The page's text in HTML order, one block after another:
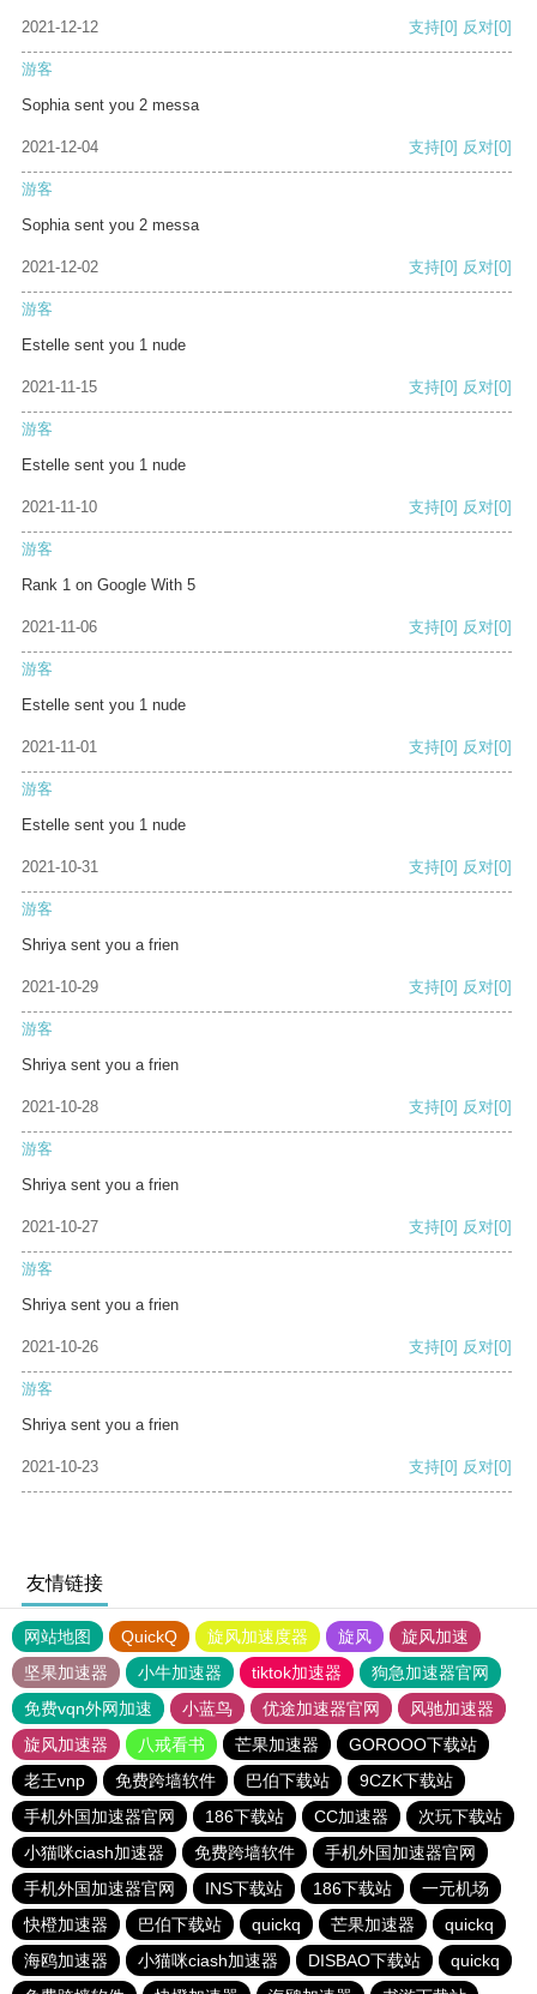
2021-12-12 支持[0] 反对[0]
游客
Sophia sent you 2 messa
2021-12-04 支持[0] 反对[0]
游客
Sophia sent you 2 messa
2021-12-02 支持[0] 反对[0]
游客
Estelle sent you 1 nude
2021-11-15 支持[0] 反对[0]
游客
Estelle sent you 1 nude
2021-11-10 支持[0] 反对[0]
游客
Rank 1 on Google With 5
2021-11-06 支持[0] 反对[0]
游客
Estelle sent you 1 nude
2021-11-01 支持[0] 反对[0]
游客
Estelle sent you 1 nude
2021-10-31 支持[0] 反对[0]
游客
Shriya sent you a frien
2021-10-29 支持[0] 反对[0]
游客
Shriya sent you a frien
2021-10-28 支持[0] 反对[0]
游客
Shriya sent you a frien
2021-10-27 支持[0] 反对[0]
游客
Shriya sent you a frien
2021-10-26 支持[0] 反对[0]
游客
Shriya sent you a frien
2021-10-23 支持[0] 反对[0]
友情链接
网站地图 QuickQ 旋风加速度器 旋风
旋风加速
坚果加速器
小牛加速器 tiktok加速器
狗急加速器官网
免费vqn外网加速
小蓝鸟 优途加速器官网
风驰加速器
旋风加速器
八戒看书 芒果加速器
GOROOO下载站
老王vnp
免费跨墙软件 巴伯下载站
9CZK下载站
手机外国加速器官网
186下载站 CC加速器
次玩下载站
小猫咪ciash加速器
免费跨墙软件
手机外国加速器官网
手机外国加速器官网
INS下载站 186下载站
一元机场
快橙加速器
巴伯下载站 quickq 芒果加速器
quickq
海鸥加速器
小猫咪ciash加速器 DISBAO下载站
quickq